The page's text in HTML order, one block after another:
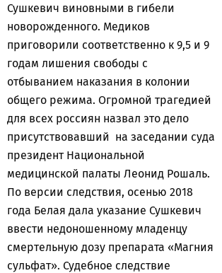
Сушкевич виновными в гибели
новорожденного. Медиков
приговорили соответственно к 9,5 и 9
годам лишения свободы с
отбыванием наказания в колонии
общего режима. Огромной трагедией
для всех россиян назвал это дело
присутствовавший на заседании суда
президент Национальной
медицинской палаты Леонид Рошаль.
По версии следствия, осенью 2018
года Белая дала указание Сушкевич
ввести недоношенному младенцу
смертельную дозу препарата «Магния
сульфат». Судебное следствие